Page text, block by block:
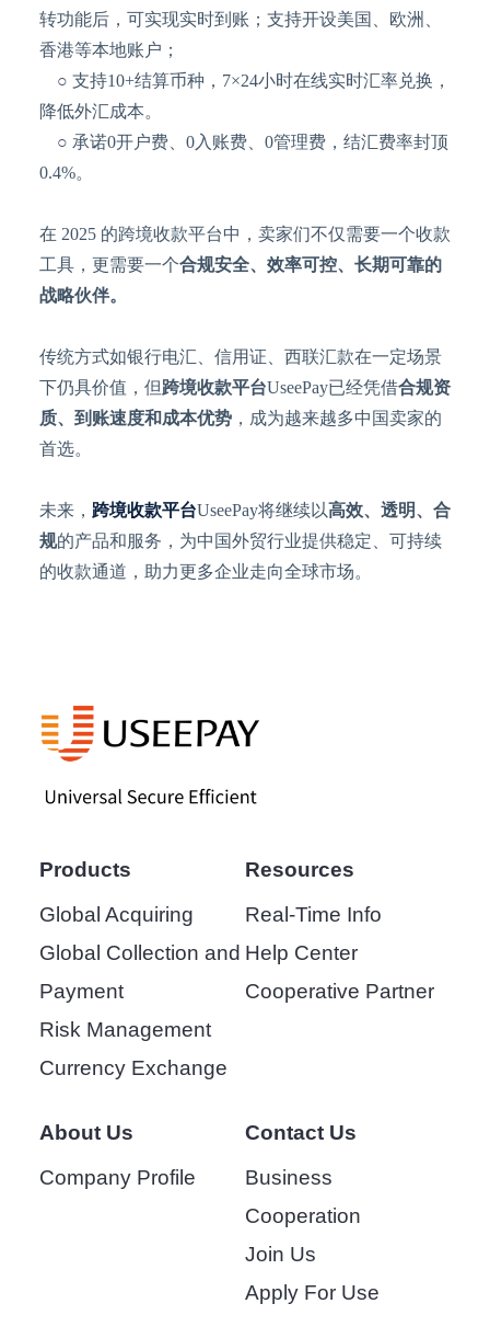
转功能后，可实现实时到账；支持开设美国、欧洲、
香港等本地账户；
○ 支持10+结算币种，7×24小时在线实时汇率兑换，
降低外汇成本。
○ 承诺0开户费、0入账费、0管理费，结汇费率封顶
0.4%。
在 2025 的跨境收款平台中， 卖家们不仅需要一个收款
工具，更需要一个合规安全、效率可控、长期可靠的
战略伙伴。
传统方式如银行电汇、信用证、西联汇款在一定场景
下仍具价值，但跨境收款平台UseePay已经凭借合规资
质、到账速度和成本优势，成为越来越多中国卖家的
首选。
未来， 跨境收款平台UseePay将继续以高效、透明、合
规的产品和服务，为中国外贸行业提供稳定、可持续
的收款通道，助力更多企业走向全球市场。
Products
Global Acquiring
Global Collection and
Payment
Risk Management
Currency Exchange
Resources
Real-Time Info
Help Center
Cooperative Partner
About Us
Company Profile
Contact Us
Business
Cooperation
Join Us
Apply For Use